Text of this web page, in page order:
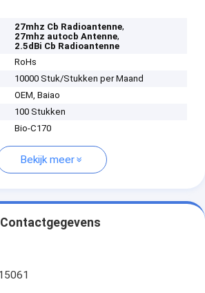
27mhz Cb Radioantenne,
27mhz autocb Antenne,
2.5dBi Cb Radioantenne
RoHs
10000 Stuk/Stukken per Maand
OEM, Baiao
100 Stukken
Bio-C170
Bekijk meer
Contactgegevens